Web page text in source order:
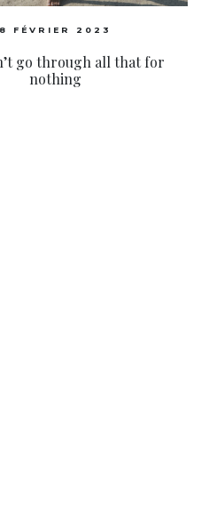
8 FÉVRIER 2023
go through all that for
nothing